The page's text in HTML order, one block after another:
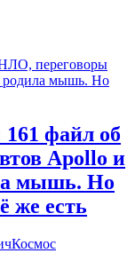
файл об
Apollo и
мышь. Но
же есть
Космос